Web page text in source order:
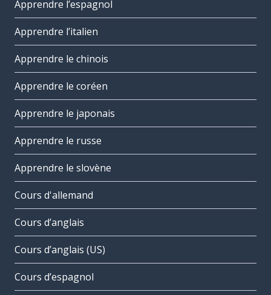
Apprendre l’espagnol
Apprendre l’italien
Apprendre le chinois
Apprendre le coréen
Apprendre le japonais
Apprendre le russe
Apprendre le slovène
Cours d'allemand
Cours d’anglais
Cours d’anglais (US)
Cours d’espagnol